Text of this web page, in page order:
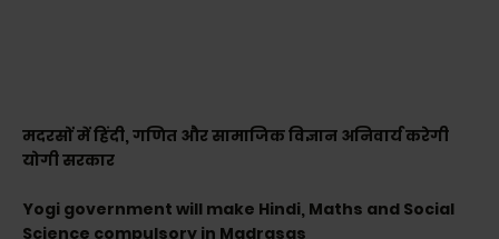
मदरसों में हिंदी, गणित और सामाजिक विज्ञान अनिवार्य करेगी
योगी सरकार
Yogi government will make Hindi, Maths and Social
Science compulsory in Madrasas